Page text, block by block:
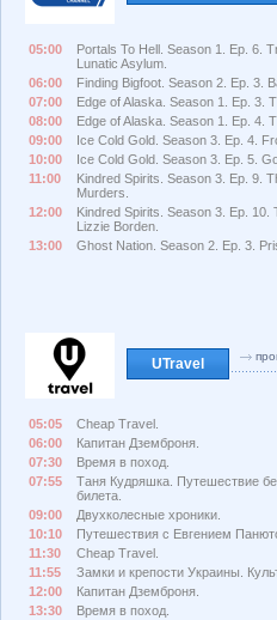
05:00
Portals To Hell. Season 1. Ep. 6.
Lunatic Asylum.
06:00
Finding Bigfoot. Season 2. Ep. 3.
07:00
Edge of Alaska. Season 1. Ep. 3.
08:00
Edge of Alaska. Season 1. Ep. 4.
09:00
Ice Cold Gold. Season 3. Ep. 4.
10:00
Ice Cold Gold. Season 3. Ep. 5.
11:00
Kindred Spirits. Season 3. Ep. 9.
Murders.
12:00
Kindred Spirits. Season 3. Ep. 10.
Lizzie Borden.
13:00
Ghost Nation. Season 2. Ep. 3.
UTravel
05:05
Cheap Travel.
06:00
Капитан Дземброня.
07:30
Время в поход.
07:55
Таня Кудряшка. Путешествие
билета.
09:00
Двухколесные хроники.
10:10
Путешествия с Евгением
11:30
Cheap Travel.
11:55
Замки и крепости Украины.
12:00
Капитан Дземброня.
13:30
Время в поход.